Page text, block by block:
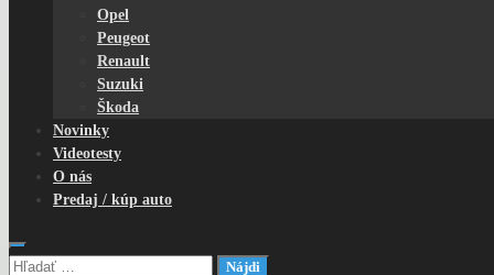
Opel
Peugeot
Renault
Suzuki
Škoda
Novinky
Videotesty
O nás
Predaj / kúp auto
Hľadať: